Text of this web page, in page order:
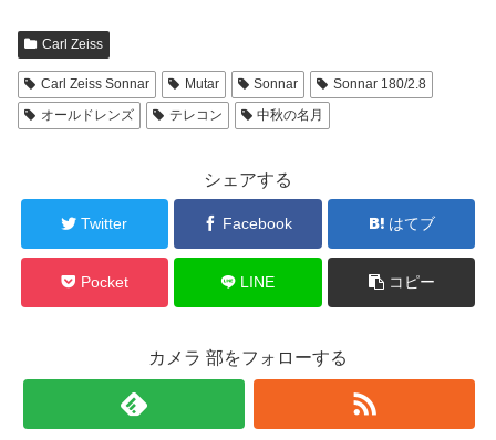
Carl Zeiss
Carl Zeiss Sonnar Mutar Sonnar
Sonnar 180/2.8
オールドレンズ
テレコン 中秋の名月
シェアする
Twitter Facebook はてブ
Pocket LINE コピー
カメラ 部をフォローする